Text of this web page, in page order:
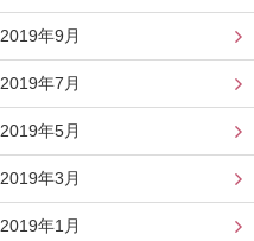
2019年9月
2019年7月
2019年5月
2019年3月
2019年1月